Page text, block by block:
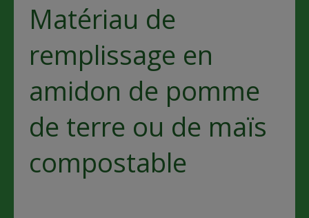
Matériau de
remplissage en
amidon de pomme
de terre ou de maïs
compostable